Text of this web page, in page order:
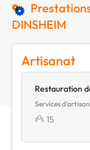
DINSHEIM
Artisanat
Restauration
Services
15